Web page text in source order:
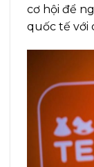
cơ hội để
quốc tế với